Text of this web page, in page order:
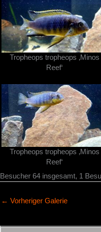
Tropheops tropheops ‚Minos
Reef‘
Tropheops tropheops ‚Minos
Reef‘
Besucher 64 insgesamt, 1
← Vorheriger Galerie